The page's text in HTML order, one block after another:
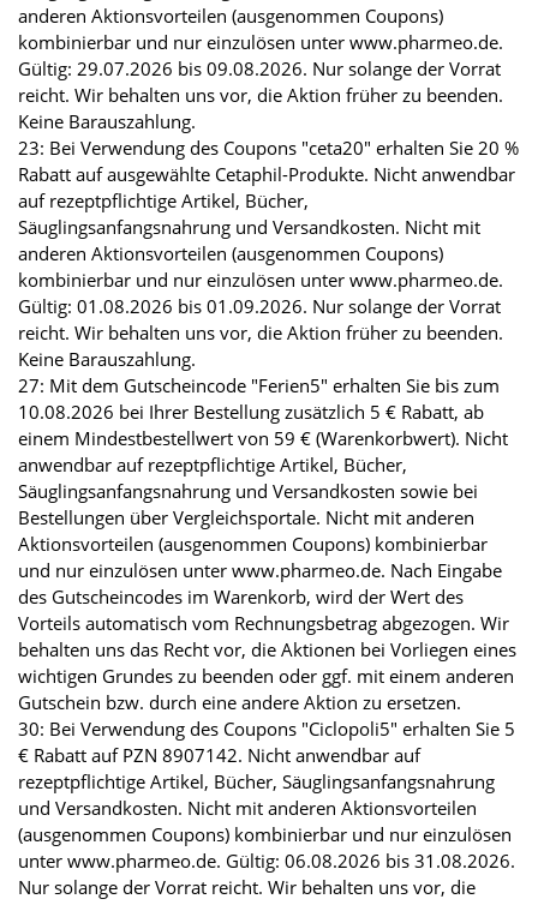
anderen Aktionsvorteilen (ausgenommen Coupons)
kombinierbar und nur einzulösen unter www.pharmeo.de.
Gültig: 29.07.2026 bis 09.08.2026. Nur solange der Vorrat
reicht. Wir behalten uns vor, die Aktion früher zu beenden.
Keine Barauszahlung.
23: Bei Verwendung des Coupons "ceta20" erhalten Sie 20 %
Rabatt auf ausgewählte Cetaphil-Produkte. Nicht anwendbar
auf rezeptpflichtige Artikel, Bücher,
Säuglingsanfangsnahrung und Versandkosten. Nicht mit
anderen Aktionsvorteilen (ausgenommen Coupons)
kombinierbar und nur einzulösen unter www.pharmeo.de.
Gültig: 01.08.2026 bis 01.09.2026. Nur solange der Vorrat
reicht. Wir behalten uns vor, die Aktion früher zu beenden.
Keine Barauszahlung.
27: Mit dem Gutscheincode "Ferien5" erhalten Sie bis zum
10.08.2026 bei Ihrer Bestellung zusätzlich 5 € Rabatt, ab
einem Mindestbestellwert von 59 € (Warenkorbwert). Nicht
anwendbar auf rezeptpflichtige Artikel, Bücher,
Säuglingsanfangsnahrung und Versandkosten sowie bei
Bestellungen über Vergleichsportale. Nicht mit anderen
Aktionsvorteilen (ausgenommen Coupons) kombinierbar
und nur einzulösen unter www.pharmeo.de. Nach Eingabe
des Gutscheincodes im Warenkorb, wird der Wert des
Vorteils automatisch vom Rechnungsbetrag abgezogen. Wir
behalten uns das Recht vor, die Aktionen bei Vorliegen eines
wichtigen Grundes zu beenden oder ggf. mit einem anderen
Gutschein bzw. durch eine andere Aktion zu ersetzen.
30: Bei Verwendung des Coupons "Ciclopoli5" erhalten Sie 5
€ Rabatt auf PZN 8907142. Nicht anwendbar auf
rezeptpflichtige Artikel, Bücher, Säuglingsanfangsnahrung
und Versandkosten. Nicht mit anderen Aktionsvorteilen
(ausgenommen Coupons) kombinierbar und nur einzulösen
unter www.pharmeo.de. Gültig: 06.08.2026 bis 31.08.2026.
Nur solange der Vorrat reicht. Wir behalten uns vor, die